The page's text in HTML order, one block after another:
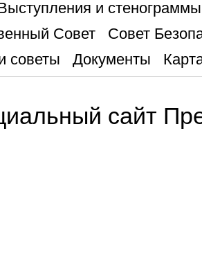
и стенограммы
Совет
Совет
советы
Документы
сайт